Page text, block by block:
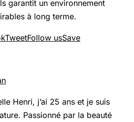
garantit un environnement
à long terme.
TweetFollow usSave
Henri, j’ai 25 ans et je suis
Passionné par la beauté